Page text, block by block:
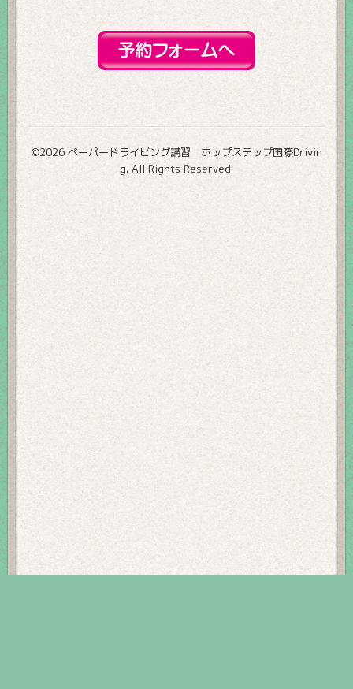
©2026 ペーパードライビング講習 ホップステップ国際Drivin
g. All Rights Reserved.